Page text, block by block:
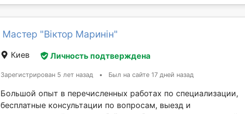
Мастер "Віктор Маринін"
Киев Личность подтверждена
Зарегистрирован 5 лет назад • Был на сайте 17 дней назад
Большой опыт в перечисленных работах по специализации,
бесплатные консультации по вопросам, выезд и